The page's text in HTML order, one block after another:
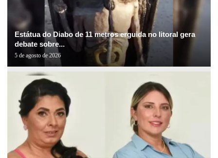
Estátua do Diabo de 11 metros erguida no litoral gera
debate sobre...
5 de agosto de 2026